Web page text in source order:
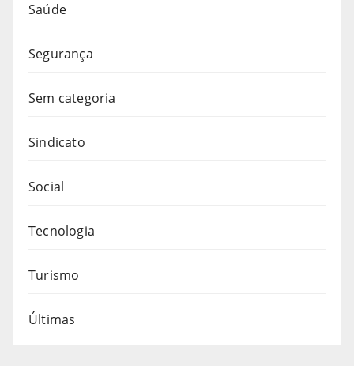
Saúde
Segurança
Sem categoria
Sindicato
Social
Tecnologia
Turismo
Últimas